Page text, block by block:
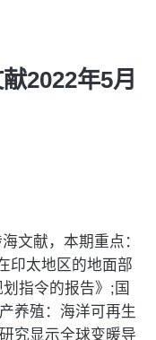
2022年5月
文献，本期重点：
印太地区的地面部
指令的报告》;国
养殖：海洋可再生
究显示全球变暖导